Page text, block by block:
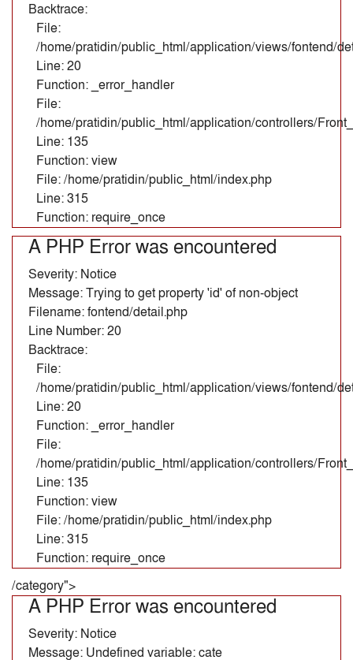
Backtrace:
File:
/home/pratidin/public_html/application/views/fontend/
Line: 20
Function: _error_handler
File:
/home/pratidin/public_html/application/controllers/
Line: 135
Function: view
File: /home/pratidin/public_html/index.php
Line: 315
Function: require_once
A PHP Error was encountered
Severity: Notice
Message: Trying to get property 'id' of non-object
Filename: fontend/detail.php
Line Number: 20
Backtrace:
File:
/home/pratidin/public_html/application/views/fontend/
Line: 20
Function: _error_handler
File:
/home/pratidin/public_html/application/controllers/
Line: 135
Function: view
File: /home/pratidin/public_html/index.php
Line: 315
Function: require_once
/category">
A PHP Error was encountered
Severity: Notice
Message: Undefined variable: cate